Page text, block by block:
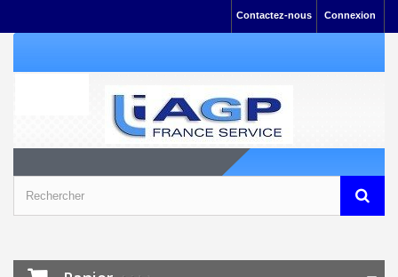
Connexion
Contactez-nous